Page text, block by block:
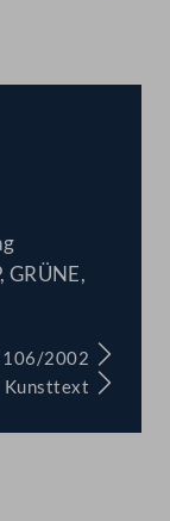
GRÜNE,
106/2002
Kunsttext